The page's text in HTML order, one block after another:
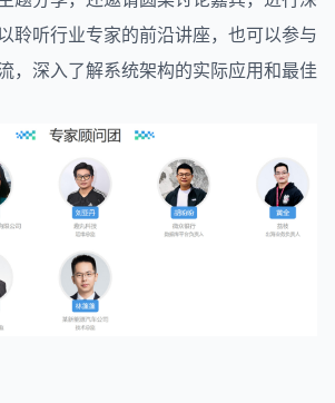
聆听行业专家的前沿讲座，也可以参与
，深入了解系统架构的实际应用和最佳